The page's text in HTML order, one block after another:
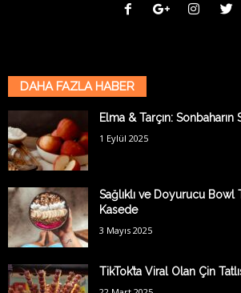
DAHA FAZLA HABER
Elma & Tarçın: Sonbaharın
1 Eylül 2025
Sağlıklı ve Doyurucu Bowl
Kasede
3 Mayıs 2025
TikTok’ta Viral Olan Çin